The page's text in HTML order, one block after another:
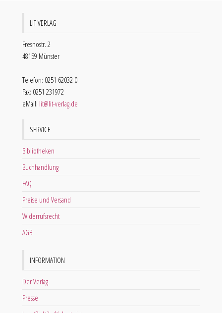
LIT VERLAG
Fresnostr. 2
48159 Münster
Telefon: 0251 62032 0
Fax: 0251 231972
eMail: lit@lit-verlag.de
SERVICE
Bibliotheken
Buchhandlung
FAQ
Preise und Versand
Widerrufsrecht
AGB
INFORMATION
Der Verlag
Presse